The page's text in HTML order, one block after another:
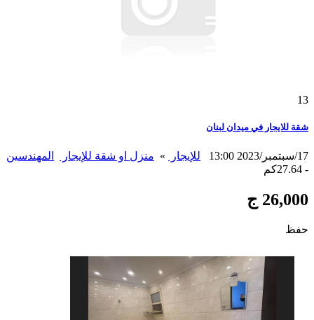
13
شقة للايجار في ميدان لبنان
17/سبتمبر/2023 13:00 للإيجار » منزل او شقة للإيجار
المهندسين
- 27.64كم
26,000 ج
حفظ